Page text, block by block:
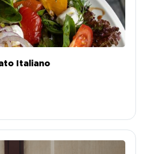
Italiano